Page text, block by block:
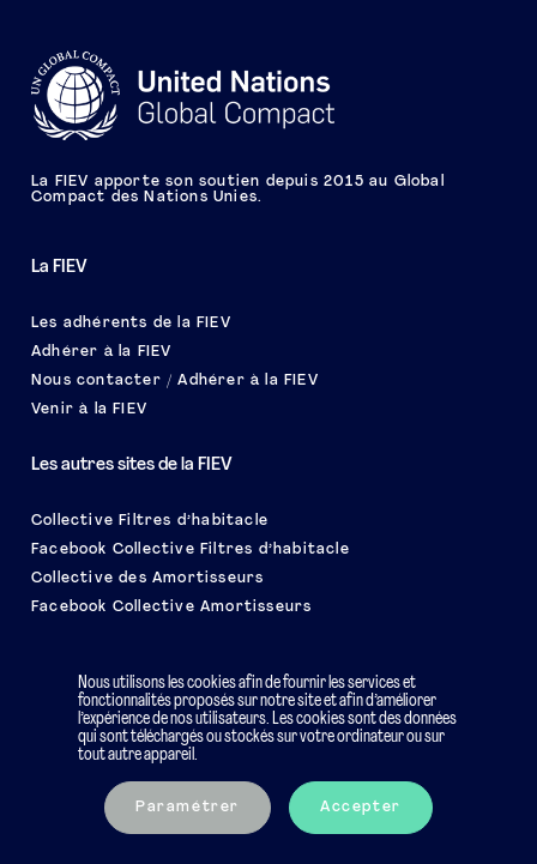
La FIEV
Les adhérents de la FIEV
Adhérer à la FIEV
Nous contacter / Adhérer à la FIEV
Venir à la FIEV
Les autres sites de la FIEV
Collective Filtres d’habitacle
Facebook Collective Filtres d’habitacle
Collective des Amortisseurs
Facebook Collective Amortisseurs
La FIEV apporte son soutien depuis 2015 au Global
Compact des Nations Unies.
Mentions légales Charte éthique
Nous utilisons les cookies afin de fournir les services et
fonctionnalités proposés sur notre site et afin d’améliorer
l’expérience de nos utilisateurs. Les cookies sont des données
qui sont téléchargés ou stockés sur votre ordinateur ou sur
tout autre appareil.
Paramétrer Accepter